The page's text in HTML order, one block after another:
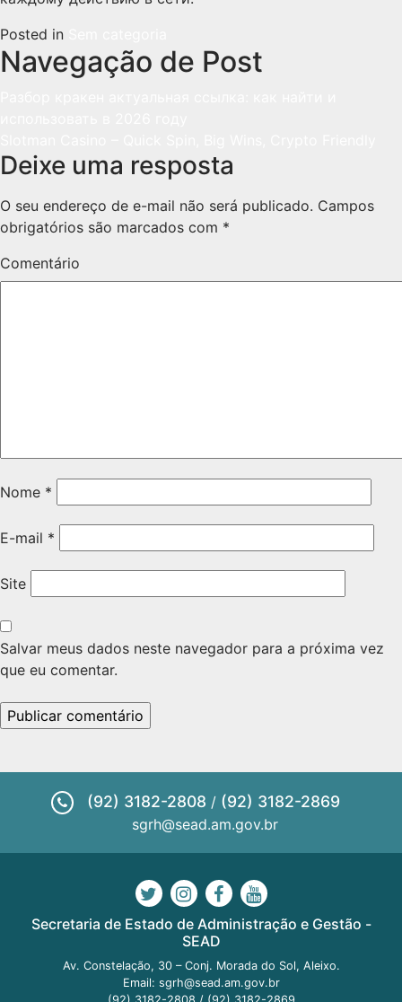
Posted in
Navegação de Post
Deixe uma resposta
O seu endereço de e-mail não será publicado. Campos
obrigatórios são marcados com *
Comentário
Nome *
E-mail *
Site
Salvar meus dados neste navegador para a próxima vez
que eu comentar.
(92) 3182-2808 / (92) 3182-2869
sgrh@sead.am.gov.br
Secretaria de Estado de Administração e Gestão -
SEAD
Av. Constelação, 30 – Conj. Morada do Sol, Aleixo.
Email: sgrh@sead.am.gov.br